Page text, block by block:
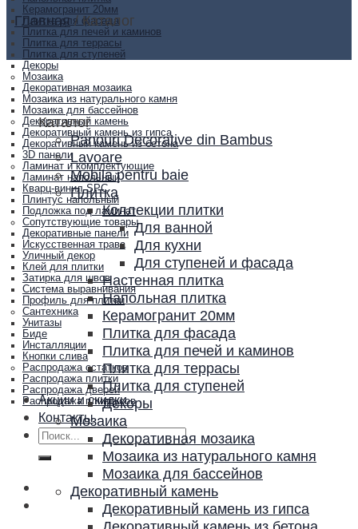
Керамогранит 20мм
Плитка для фасада
Плитка для печей и каминов
Плитка для террасы
Плитка для ступеней
Декоры
Мозаика
Декоративная мозаика
Мозаика из натурального камня
Мозаика для бассейнов
Декоративный камень
Декоративный камень из гипса
Декоративный камень из бетона
3D панели
Ламинат и комплектующие
Ламинат напольный
Кварц-винил SPC
Плинтус напольный
Подложка под ламинат
Сопутствующие товары
Декоративные панели
Искусственная трава
Уличный декор
Клей для плитки
Затирка для швов
Система выравнивания
Профиль для плитки
Сантехника
Унитазы
Биде
Инсталляции
Кнопки слива
Распродажа остатков
Распродажа плитки
Распродажа дверей
Распродажа плинтусов
Акции и скидки
Контакты
Искать:
Главная /Каталог
Каталог
Panouri Decorative din Bambus
Lavoare
Mobila pentru baie
Плитка
Коллекции плитки
Для ванной
Для кухни
Для ступеней и фасада
Настенная плитка
Напольная плитка
Керамогранит 20мм
Плитка для фасада
Плитка для печей и каминов
Плитка для террасы
Плитка для ступеней
Декоры
Мозаика
Декоративная мозаика
Мозаика из натурального камня
Мозаика для бассейнов
Декоративный камень
Декоративный камень из гипса